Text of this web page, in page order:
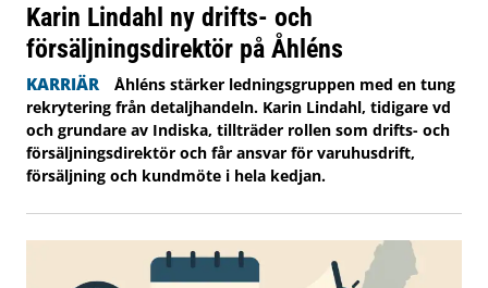
Karin Lindahl ny drifts- och
försäljningsdirektör på Åhléns
KARRIÄR
Åhléns stärker ledningsgruppen med en tung
rekrytering från detaljhandeln. Karin Lindahl, tidigare vd
och grundare av Indiska, tillträder rollen som drifts- och
försäljningsdirektör och får ansvar för varuhusdrift,
försäljning och kundmöte i hela kedjan.